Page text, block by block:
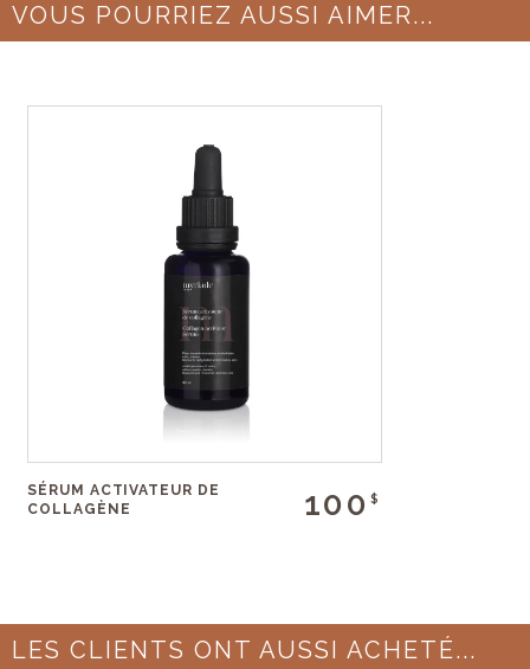
VOUS POURRIEZ AUSSI AIMER...
SÉRUM ACTIVATEUR DE
COLLAGÈNE
100$
LES CLIENTS ONT AUSSI ACHETÉ...